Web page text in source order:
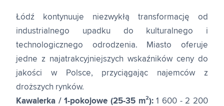
Łódź kontynuuje niezwykłą transformację od
industrialnego upadku do kulturalnego i
technologicznego odrodzenia. Miasto oferuje
jedne z najatrakcyjniejszych wskaźników ceny do
jakości w Polsce, przyciągając najemców z
droższych rynków.
Kawalerka / 1-pokojowe (25-35 m²):1 600 - 2 200